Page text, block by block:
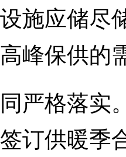
施应储尽
峰保供的
格落实
订供暖季